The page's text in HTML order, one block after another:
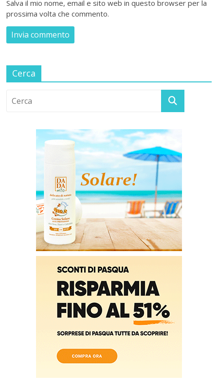
Salva il mio nome, email e sito web in questo browser per la
prossima volta che commento.
Cerca